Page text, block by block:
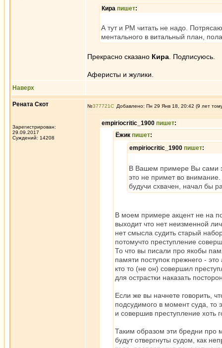
Кира пишет:
А тут и РМ читать не надо.
ментального в витальный план,
Прекрасно сказано Кира . Подписуюсь.
Аферисты и жулики.
Наверх
Рената Скот
Зарегистрирован:
29.09.2017
Суждений: 14208
№377721 Добавлено: Пн 29 Янв 18, 20:42 (9 лет
empiriocritic_1900 пишет:
Ёжик пишет:
empiriocritic_1900 пишет:
В Вашем примере Вы сами
это не примет во
будучи схвачен, начал бы
В моем примере акцент не на
выходит что нет неизменной
нет смысла судить старый
потомучто преступление
То что вы писали про якобы
памяти поступок прежнего -
кто то (не он) совершил
для острастки наказать
Если же вы начнете говорить,
подсудимого в момент суда, то
и совершив преступление хоть
Таким образом эти бредни про
будут отвергнуты судом, как